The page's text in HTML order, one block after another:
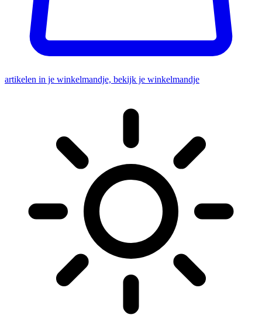
artikelen in je winkelmandje, bekijk je winkelmandje